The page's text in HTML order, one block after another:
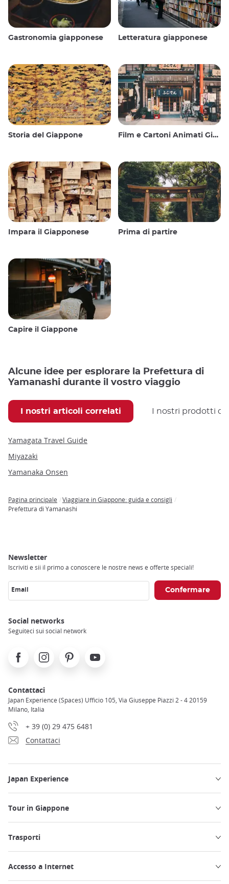
Gastronomia giapponese Letteratura giapponese
Storia del Giappone Film e Cartoni Animati Giapponesi
Impara il Giapponese Prima di partire
Capire il Giappone
Alcune idee per esplorare la Prefettura di
Yamanashi durante il vostro viaggio
I nostri articoli correlati I nostri prodotti
Yamagata Travel Guide
Miyazaki
Yamanaka Onsen
Breadcrumb
Pagina principale
Viaggiare in Giappone: guida e consigli
Prefettura di Yamanashi
Newsletter
Iscriviti e sii il primo a conoscere le nostre news e offerte speciali!
Email
Social networks
Seguiteci sui social network
FacebookInstagramPinterest Youtube
Contattaci
Japan Experience (Spaces) Ufficio 105, Via Giuseppe Piazzi 2 - 4 20159
Milano, Italia
+ 39 (0) 29 475 6481
Contattaci
Japan Experience
Tour in Giappone
Trasporti
Accesso a Internet